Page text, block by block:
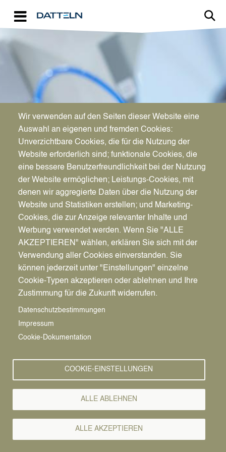
WIRTSCHAFTSFÖRDERUNG
Aktuelles für Unternehmen
Pfadnavigation
Wirtschaft | Bauen | Umwelt Wirtschaftsförderung News
Wirtschafts-
News
Wir verwenden auf den Seiten dieser Website eine
Auswahl an eigenen und fremden Cookies:
Unverzichtbare Cookies, die für die Nutzung der
Website erforderlich sind; funktionale Cookies, die
eine bessere Benutzerfreundlichkeit bei der Nutzung
der Website ermöglichen; Leistungs-Cookies, mit
denen wir aggregierte Daten über die Nutzung der
Website und Statistiken erstellen; und Marketing-
Cookies, die zur Anzeige relevanter Inhalte und
Werbung verwendet werden. Wenn Sie "ALLE
AKZEPTIEREN" wählen, erklären Sie sich mit der
Verwendung aller Cookies einverstanden. Sie
können jederzeit unter "Einstellungen" einzelne
Cookie-Typen akzeptieren oder ablehnen und Ihre
Zustimmung für die Zukunft widerrufen.
Datenschutzbestimmungen
Impressum
Cookie-Dokumentation
COOKIE-EINSTELLUNGEN
ALLE ABLEHNEN
ALLE AKZEPTIEREN